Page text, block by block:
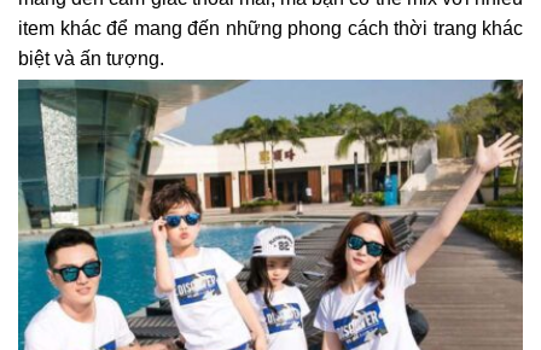
item khác để mang đến những phong cách thời trang khác
biệt và ấn tượng.